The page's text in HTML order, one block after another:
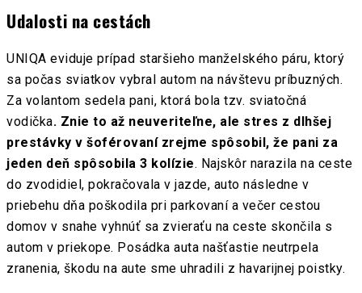
Udalosti na cestách
UNIQA eviduje prípad staršieho manželského páru, ktorý
sa počas sviatkov vybral autom na návštevu príbuzných.
Za volantom sedela pani, ktorá bola tzv. sviatočná
vodička. Znie to až neuveriteľne, ale stres z dlhšej
prestávky v šoférovaní zrejme spôsobil, že pani za
jeden deň spôsobila 3 kolízie. Najskôr narazila na ceste
do zvodidiel, pokračovala v jazde, auto následne v
priebehu dňa poškodila pri parkovaní a večer cestou
domov v snahe vyhnúť sa zvieraťu na ceste skončila s
autom v priekope. Posádka auta našťastie neutrpela
zranenia, škodu na aute sme uhradili z havarijnej poistky.